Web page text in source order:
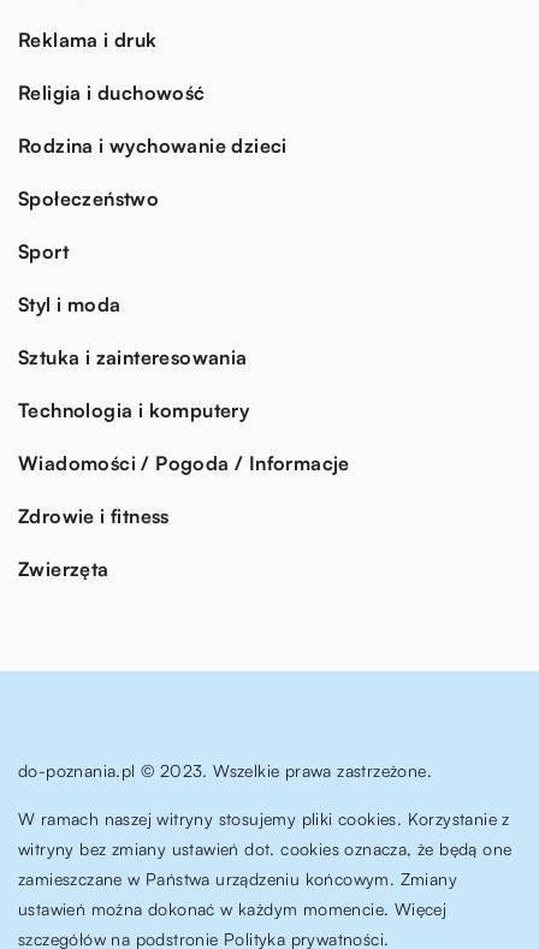
Reklama i druk
Religia i duchowość
Rodzina i wychowanie dzieci
Społeczeństwo
Sport
Styl i moda
Sztuka i zainteresowania
Technologia i komputery
Wiadomości / Pogoda / Informacje
Zdrowie i fitness
Zwierzęta
do-poznania.pl © 2023. Wszelkie prawa zastrzeżone.
W ramach naszej witryny stosujemy pliki cookies. Korzystanie z
witryny bez zmiany ustawień dot. cookies oznacza, że będą one
zamieszczane w Państwa urządzeniu końcowym. Zmiany
ustawień można dokonać w każdym momencie. Więcej
szczegółów na podstronie Polityka prywatności.